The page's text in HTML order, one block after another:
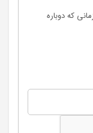
که دوباره